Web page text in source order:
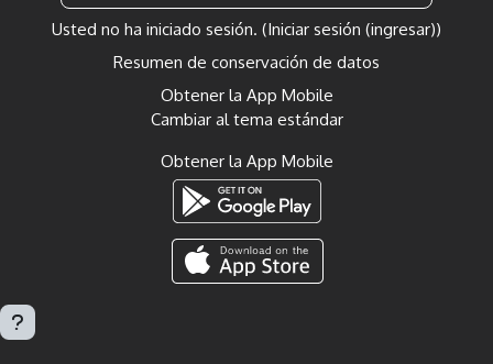
Usted no ha iniciado sesión. (Iniciar sesión (ingresar))
Resumen de conservación de datos
Obtener la App Mobile
Cambiar al tema estándar
Obtener la App Mobile